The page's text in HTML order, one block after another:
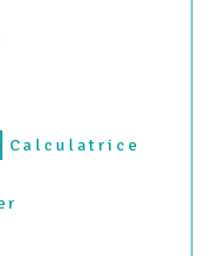
prévoir une
Calculatrice